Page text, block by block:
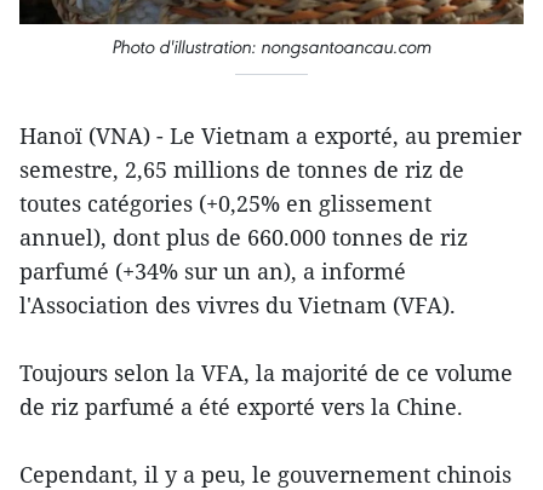
Photo d'illustration: nongsantoancau.com
Hanoï (VNA) - Le Vietnam a exporté, au premier
semestre, 2,65 millions de tonnes de riz de
toutes catégories (+0,25% en glissement
annuel), dont plus de 660.000 tonnes de riz
parfumé (+34% sur un an), a informé
l'Association des vivres du Vietnam (VFA).
Toujours selon la VFA, la majorité de ce volume
de riz parfumé a été exporté vers la Chine.
Cependant, il y a peu, le gouvernement chinois